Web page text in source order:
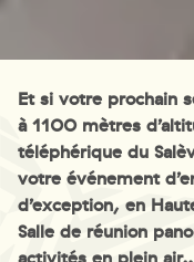
Et si votre prochain
à 1100 mètres
téléphérique du
votre événement
d’exception, en
Salle de réunion